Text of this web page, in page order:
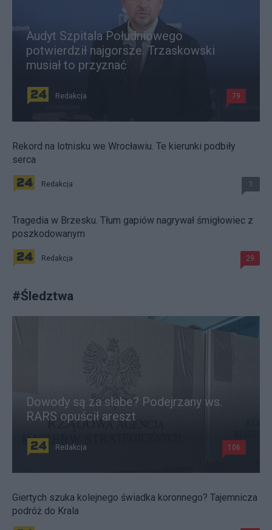
Audyt Szpitala Południowego
potwierdził najgorsze. Trzaskowski
musiał to przyznać
Redakcja 79
Rekord na lotnisku we Wrocławiu. Te kierunki podbiły
serca
Redakcja 1
Tragedia w Brzesku. Tłum gapiów nagrywał śmigłowiec z
poszkodowanym
Redakcja 29
#Śledztwa
Dowody są za słabe? Podejrzany ws.
RARS opuścił areszt
Redakcja 106
Giertych szuka kolejnego świadka koronnego? Tajemnicza
podróż do Krala